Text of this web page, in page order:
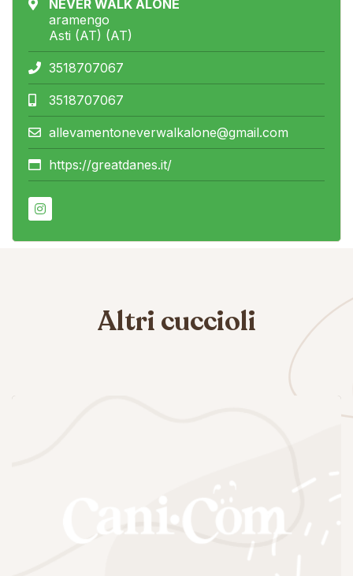
NEVER WALK ALONE
aramengo
Asti (AT) (AT)
3518707067
3518707067
allevamentoneverwalkalone@gmail.com
https://greatdanes.it/
Altri cuccioli